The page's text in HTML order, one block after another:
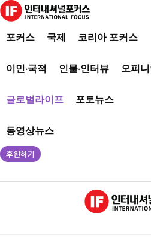
포커스 국제 코리아 포커스
이민·국적 인물·인터뷰 오피
글로벌라이프 포토뉴스
동영상뉴스
후원하기